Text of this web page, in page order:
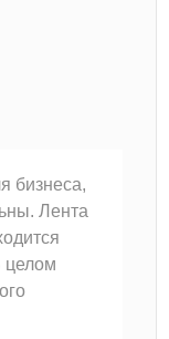
бизнеса,
Лента
целом